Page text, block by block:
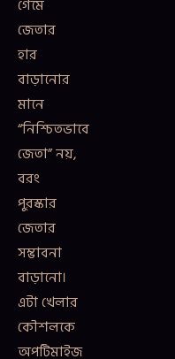
গেমে
জেতার
হার
বাড়ানোর
মানে
“নিশ্চিতভাবে
জেতা” নয়,
বরং
পুরস্কার
জেতার
সম্ভাবনা
বাড়ানো।
এটা খেলার
কৌশলকে
অপটিমাইজ